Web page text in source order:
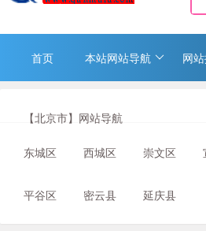
首页 本站网站导航 网
【北京市】网站导航
东城区 西城区 崇文区
平谷区 密云县 延庆县